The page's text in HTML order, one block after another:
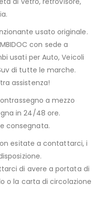
usato originale.
con sede a
usati per Auto, Veicoli
di tutte le marche.
assistenza!
a mezzo
in 24/48 ore.
consegnata.
esitate a contattarci, i
di avere a portata di
o la carta di circolazione